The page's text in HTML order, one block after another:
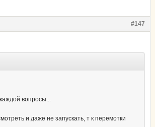
#147
вопросы...
и даже не запускать, т к перемотки